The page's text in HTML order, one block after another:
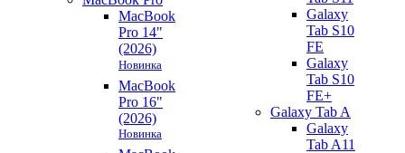
MacBook
Pro 14"
(2026)
Новинка
MacBook
Pro 16"
(2026)
Новинка
Galaxy
Tab S10
FE
Galaxy
Tab S10
FE+
Galaxy Tab A
Galaxy
Tab A11